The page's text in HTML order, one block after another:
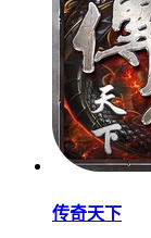
传奇天下